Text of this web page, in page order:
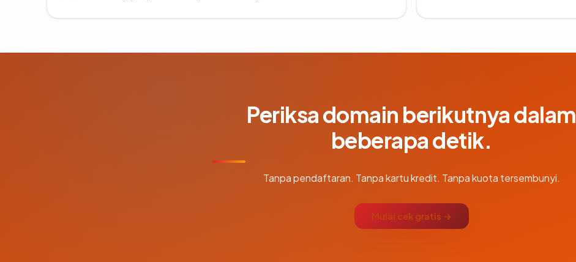
Periksa domain berikutnya dalam
beberapa detik.
Tanpa pendaftaran. Tanpa kartu kredit. Tanpa kuota tersembunyi.
Mulai cek gratis →